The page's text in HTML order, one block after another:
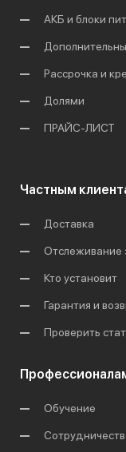
АКБ и блоки
Рассрочка и
Долями
ПРАЙС-ЛИСТ
Частным
Доставка
Отслеживание
Кто установит
Гарантия и
Проверить
Обучение